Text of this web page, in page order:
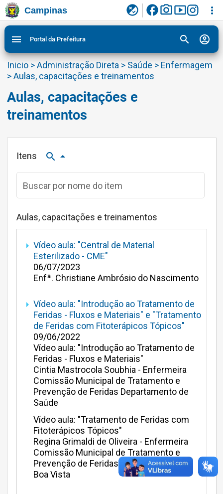
Ir para conteudo
Ir para menu do site da Prefeitura de Campinas 2
Ligar/Desligar contraste visual de tela para
acessibilidade
3
Campinas flaky facebookphoto_camerasmart_display more_vert
menu Portal da Prefeitura search account_circle
Inicio>Administração Direta > Saúde > Enfermagem
>Aulas, capacitações e treinamentos
Aulas, capacitações e
treinamentos
Itens search arrow_drop_up
Buscar por nome do item
Aulas, capacitações e treinamentos
arrow_right Vídeo aula: "Central de Material
Esterilizado - CME"
06/07/2023
Enfª. Christiane Ambrósio do Nascimento
arrow_right Vídeo aula: "Introdução ao Tratamento de
Feridas - Fluxos e Materiais" e "Tratamento
de Feridas com Fitoterápicos Tópicos"
09/06/2022
Vídeo aula: "Introdução ao Tratamento de
Feridas - Fluxos e Materiais"
Cintia Mastrocola Soubhia - Enfermeira
Comissão Municipal de Tratamento e
Prevenção de Feridas Departamento de
Saúde
Vídeo aula: "Tratamento de Feridas com
Fitoterápicos Tópicos"
Regina Grimaldi de Oliveira - Enfermeira
Comissão Municipal de Tratamento e
Prevenção de Feridas Centro de Saúde
Boa Vista